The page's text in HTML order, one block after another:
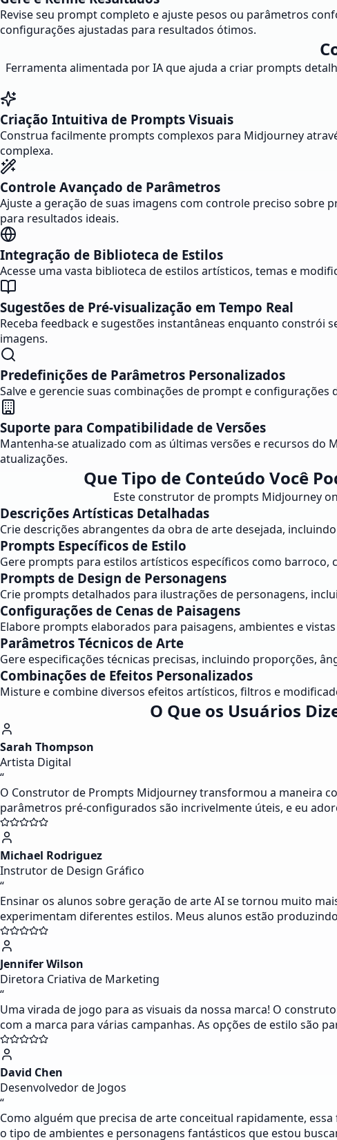
Revise seu prompt completo e ajuste pesos ou parâmetros
configurações ajustadas para resultados ótimos.
Ferramenta alimentada por IA que ajuda a criar prompts
Criação Intuitiva de Prompts Visuais
Construa facilmente prompts complexos para Midjourney
complexa.
Controle Avançado de Parâmetros
Ajuste a geração de suas imagens com controle preciso
para resultados ideais.
Integração de Biblioteca de Estilos
Acesse uma vasta biblioteca de estilos artísticos, temas e
Sugestões de Pré-visualização em Tempo Real
Receba feedback e sugestões instantâneas enquanto constrói
imagens.
Predefinições de Parâmetros Personalizados
Salve e gerencie suas combinações de prompt e
Suporte para Compatibilidade de Versões
Mantenha-se atualizado com as últimas versões e recursos
atualizações.
Que Tipo de Conteúdo Você
Este construtor de prompts Midjourney
Descrições Artísticas Detalhadas
Crie descrições abrangentes da obra de arte desejada,
Prompts Específicos de Estilo
Gere prompts para estilos artísticos específicos como
Prompts de Design de Personagens
Crie prompts detalhados para ilustrações de personagens,
Configurações de Cenas de Paisagens
Elabore prompts elaborados para paisagens, ambientes e
Parâmetros Técnicos de Arte
Gere especificações técnicas precisas, incluindo proporções,
Combinações de Efeitos Personalizados
Misture e combine diversos efeitos artísticos, filtros e
O Que os Usuários
Sarah Thompson
Artista Digital
“
O Construtor de Prompts Midjourney transformou a maneira
parâmetros pré-configurados são incrivelmente úteis, e eu
Michael Rodriguez
Instrutor de Design Gráfico
“
Ensinar os alunos sobre geração de arte AI se tornou muito
experimentam diferentes estilos. Meus alunos estão
Jennifer Wilson
Diretora Criativa de Marketing
“
Uma virada de jogo para as visuais da nossa marca! O
com a marca para várias campanhas. As opções de estilo são
David Chen
Desenvolvedor de Jogos
“
Como alguém que precisa de arte conceitual rapidamente,
o tipo de ambientes e personagens fantásticos que estou